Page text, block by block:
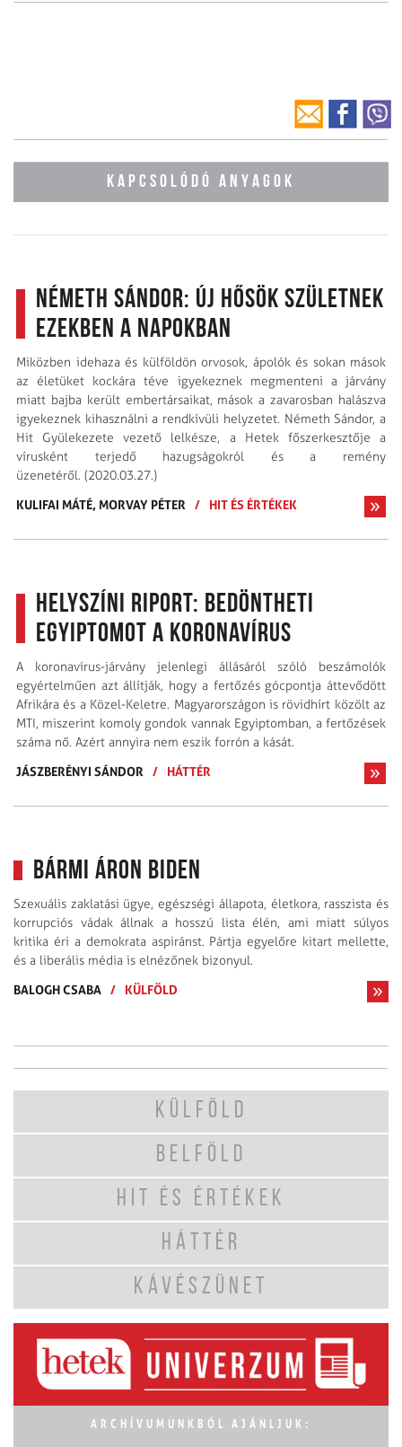
KAPCSOLÓDÓ ANYAGOK
Németh Sándor: Új hősök születnek
ezekben a napokban
Miközben idehaza és külföldön orvosok, ápolók és sokan mások
az életüket kockára téve igyekeznek megmenteni a járvány
miatt bajba került embertársaikat, mások a zavarosban halászva
igyekeznek kihasználni a rendkívüli helyzetet. Németh Sándor, a
Hit Gyülekezete vezető lelkésze, a Hetek főszerkesztője a
vírusként terjedő hazugságokról és a remény
üzenetéről. (2020.03.27.)
KULIFAI MÁTÉ, MORVAY PÉTER / HIT ÉS ÉRTÉKEK
Helyszíni riport: Bedöntheti
Egyiptomot a koronavírus
A koronavírus-járvány jelenlegi állásáról szóló beszámolók
egyértelműen azt állítják, hogy a fertőzés gócpontja áttevődött
Afrikára és a Közel-Keletre. Magyarországon is rövidhírt közölt az
MTI, miszerint komoly gondok vannak Egyiptomban, a fertőzések
száma nő. Azért annyira nem eszik forrón a kását.
JÁSZBERÉNYI SÁNDOR
/ HÁTTÉR
Bármi áron Biden
Szexuális zaklatási ügye, egészségi állapota, életkora, rasszista és
korrupciós vádak állnak a hosszú lista élén, ami miatt súlyos
kritika éri a demokrata aspiránst. Pártja egyelőre kitart mellette,
és a liberális média is elnézőnek bizonyul.
BALOGH CSABA / KÜLFÖLD
KÜLFÖLD
BELFÖLD
HIT ÉS ÉRTÉKEK
HÁTTÉR
KÁVÉSZÜNET
ARCHÍVUMUNKBÓL AJÁNLJUK: